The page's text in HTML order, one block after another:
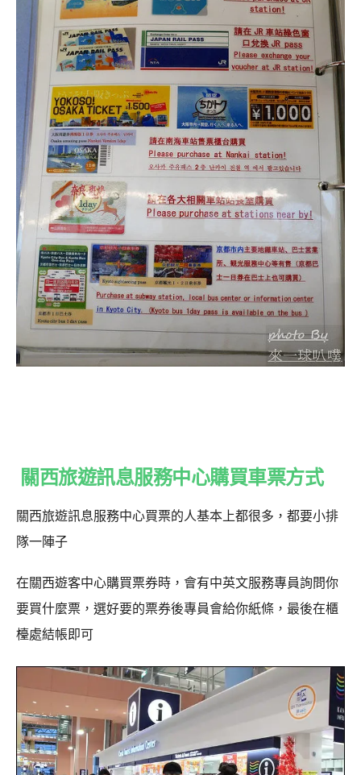
關西旅遊訊息服務中心購買車票方式
關西旅遊訊息服務中心買票的人基本上都很多，都要小排
隊一陣子
在關西遊客中心購買票券時，會有中英文服務專員詢問你
要買什麼票，選好要的票券後專員會給你紙條，最後在櫃
檯處結帳即可